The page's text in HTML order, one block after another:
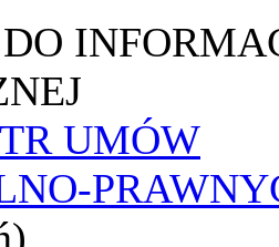
UMÓW